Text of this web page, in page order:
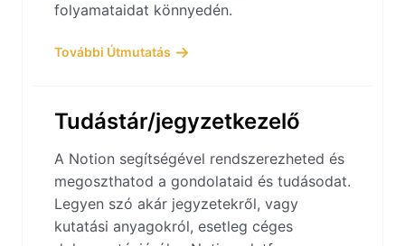
folyamataidat könnyedén.
További Útmutatás
Tudástár/jegyzetkezelő
A Notion segítségével rendszerezheted és
megoszthatod a gondolataid és tudásodat.
Legyen szó akár jegyzetekről, vagy
kutatási anyagokról, esetleg céges